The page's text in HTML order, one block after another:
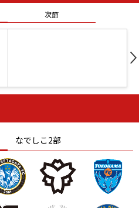
次節
石人の星
静岡 愛媛Ｌ
なでしこ2部